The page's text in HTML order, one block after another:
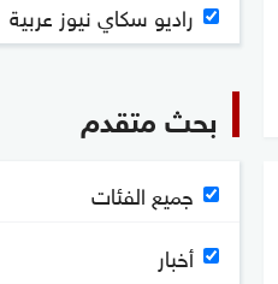
راديو سكاي نيوز عربية
بحث متقدم
جميع الفئات
أخبار